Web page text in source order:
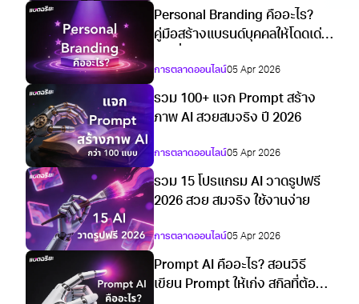
Personal Branding คืออะไร?
คู่มือสร้างแบรนด์บุคคลให้โดดเด่น
การตลาดออนไลน์05 Apr 2026
รวม 100+ แจก Prompt สร้าง
ภาพ AI สวยสมจริง ปี 2026
การตลาดออนไลน์05 Apr 2026
รวม 15 โปรแกรม AI วาดรูปฟรี
2026 สวย สมจริง ใช้งานง่าย
การตลาดออนไลน์05 Apr 2026
Prompt AI คืออะไร? สอนวิธี
เขียน Prompt ให้เก่ง สกิลที่ต้องมี